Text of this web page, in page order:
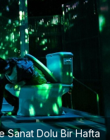
Sanat Dolu Bir Hafta